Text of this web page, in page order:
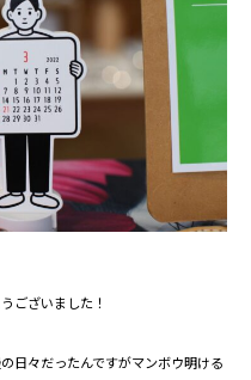
ございました！
日々だったんですがマンボウ明ける